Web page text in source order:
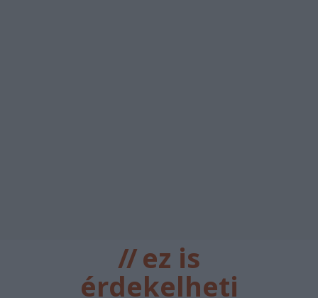
//ez is
érdekelheti